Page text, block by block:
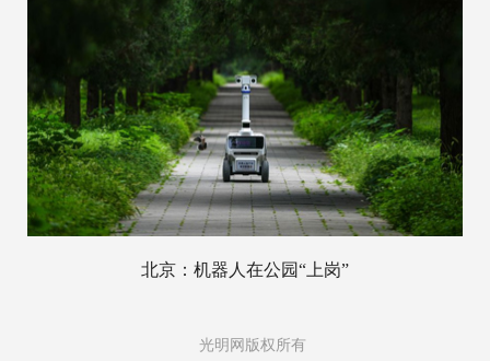
北京：机器人在公园“上岗”
光明网版权所有